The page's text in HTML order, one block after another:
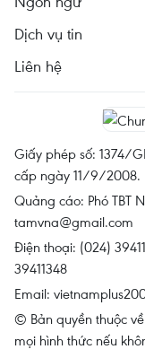
Dịch vụ tin
Liên hệ
Giấy phép số: 1374/
cấp ngày 11/9/2008.
Quảng cáo: Phó TBT
tamvna@gmail.com
Điện thoại: (024)
39411348
Email:
© Bản quyền thuộc
mọi hình thức nếu